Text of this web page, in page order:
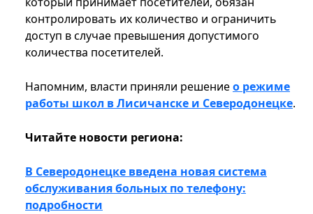
контролировать их количество и ограничить
доступ в случае превышения допустимого
количества посетителей.
Напомним, власти приняли решениео режиме
работы школ в Лисичанске и Северодонецке.
Читайте новости региона:
В Северодонецке введена новая система
обслуживания больных по телефону:
подробности